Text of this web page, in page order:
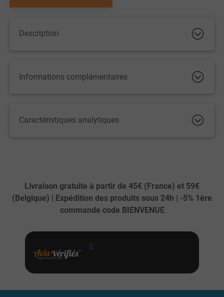
Description
Informations complémentaires
Caractéristiques analytiques
Livraison gratuite à partir de 45€ (France) et 59€
(Belgique) | Expédition des produits sous 24h | -5% 1ère
commande code BIENVENUE
0